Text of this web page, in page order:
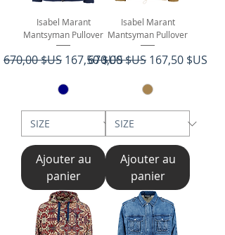
Isabel Marant
Mantsyman Pullover
Prix original
670,00 $US Prix promotionnel
167,50 $US
Ajouter au
panier
Isabel Marant
Mantsyman Pullover
Prix original
670,00 $US Prix
167,50 $US
Ajouter au
panier